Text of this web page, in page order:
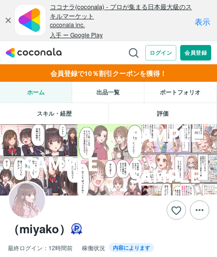
会員登録で10％割引クーポンを獲得！
ホーム 出品一覧 ポートフォリオ
スキル・経歴 評価
（miyako）
最終ログイン： 12時間前 稼働状況 内容によります